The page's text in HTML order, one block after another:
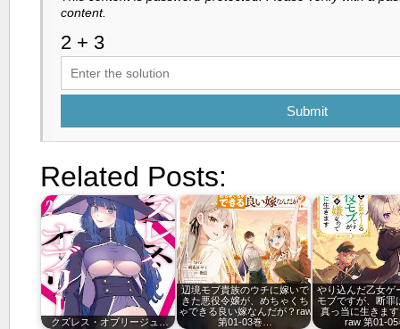
content.
Submit
Related Posts:
クズレス・オブリージュ…
辺境モブ貴族のウチに嫁いで
きた悪役令嬢が、めちゃくち
ゃできる良い嫁なんだが？raw
第01-03巻…
やり込んだ乙女ゲ
モブですが、断罪
真っ当に生きま
raw 第01-